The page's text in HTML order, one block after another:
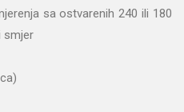
sa ostvarenih 240 ili 180
smjer